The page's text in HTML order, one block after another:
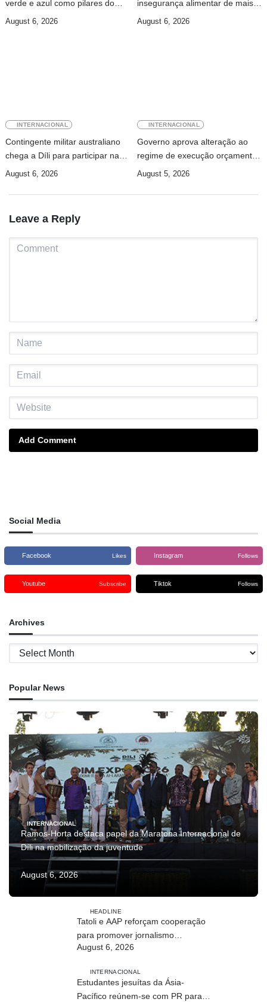
verde e azul como pilares do
desenvolvimento sustentável de
August 6, 2026
insegurança alimentar de mais
49 milhões de pessoas até 2027
August 6, 2026
INTERNACIONAL
Contingente militar australiano
chega a Díli para participar na
Maratona Internacional de 2026
August 6, 2026
INTERNACIONAL
Governo aprova alteração ao
regime de execução orçamental
para acelerar investimento
August 5, 2026
Leave a Reply
Add Comment
Social Media
Facebook Likes Instagram Follows
Youtube Subscribe Tiktok Follows
Archives
Archives
Popular News
INTERNACIONAL
Ramos-Horta destaca papel da Maratona Internacional de
Díli na mobilização da juventude
August 6, 2026
HEADLINE
Tatoli e AAP reforçam cooperação
para promover jornalismo
profissional em Timor-Leste
August 6, 2026
INTERNACIONAL
Estudantes jesuítas da Ásia-
Pacífico reúnem-se com PR para